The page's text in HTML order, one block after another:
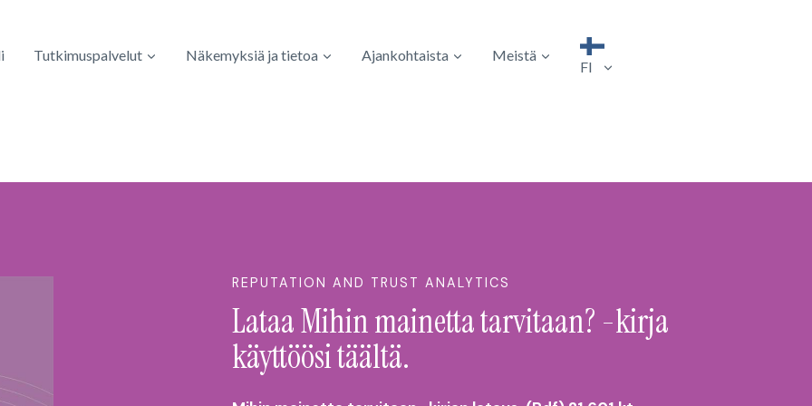
Tutkimuspalvelut Näkemyksiä ja tietoa Ajankohtaista Meistä
FI
REPUTATION AND TRUST ANALYTICS
Lataa Mihin mainetta tarvitaan? -kirja
käyttöösi täältä.